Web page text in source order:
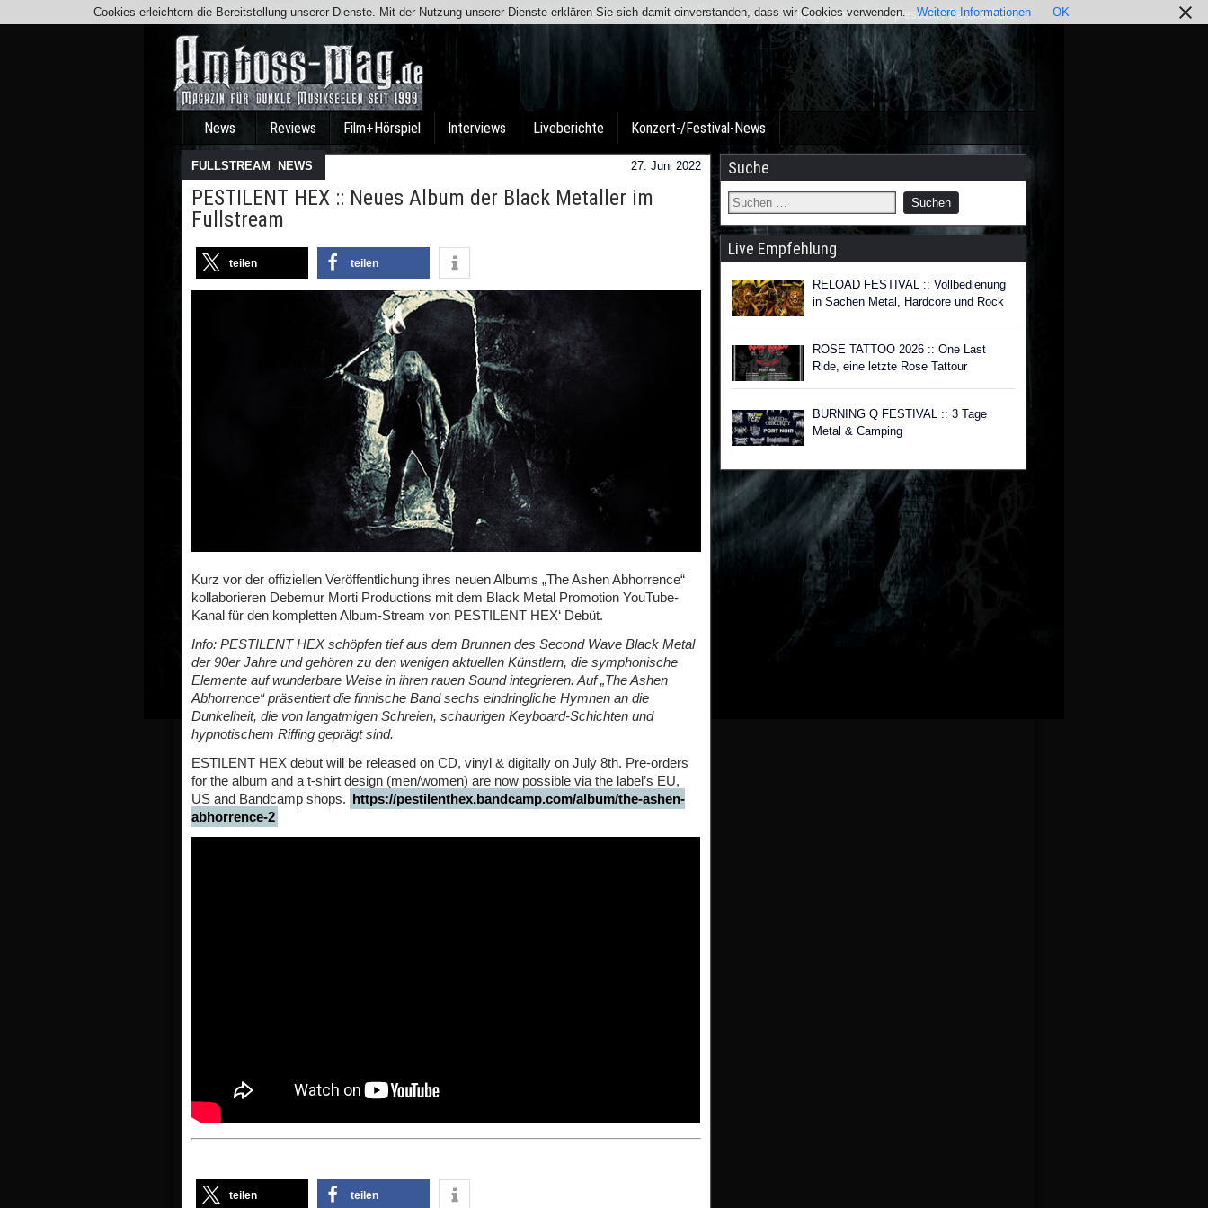
Team Kontakt Facebook Instagram Impressum / Datenschutz
News Reviews Film+Hörspiel Interviews Liveberichte Konzert-/Festival-News
FULLSTREAM NEWS 27. Juni 2022
PESTILENT HEX :: Neues Album der Black Metaller im
Fullstream
teilen teilen
Kurz vor der offiziellen Veröffentlichung ihres neuen Albums „The Ashen Abhorrence“
kollaborieren Debemur Morti Productions mit dem Black Metal Promotion YouTube-
Kanal für den kompletten Album-Stream von PESTILENT HEX‘ Debüt.
Info: PESTILENT HEX schöpfen tief aus dem Brunnen des Second Wave Black Metal
der 90er Jahre und gehören zu den wenigen aktuellen Künstlern, die symphonische
Elemente auf wunderbare Weise in ihren rauen Sound integrieren. Auf „The Ashen
Abhorrence“ präsentiert die finnische Band sechs eindringliche Hymnen an die
Dunkelheit, die von langatmigen Schreien, schaurigen Keyboard-Schichten und
hypnotischem Riffing geprägt sind.
ESTILENT HEX debut will be released on CD, vinyl & digitally on July 8th. Pre-orders
for the album and a t-shirt design (men/women) are now possible via the label’s EU,
US and Bandcamp shops. https://pestilenthex.bandcamp.com/album/the-ashen-
abhorrence-2
teilen teilen
Suche
Live Empfehlung
RELOAD FESTIVAL :: Vollbedienung
in Sachen Metal, Hardcore und Rock
ROSE TATTOO 2026 :: One Last
Ride, eine letzte Rose Tattour
BURNING Q FESTIVAL :: 3 Tage
Metal & Camping
Cookies erleichtern die Bereitstellung unserer Dienste. Mit der Nutzung unserer Dienste erklären Sie sich damit einverstanden, dass wir Cookies verwenden. Weitere Informationen OK